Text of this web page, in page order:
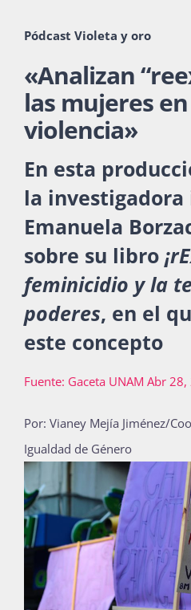
La
Pódcast Violeta y oro
«Analizan
las mujeres
violencia»
En esta
la
Emanuela
sobre su libro
feminicidio y la
poderes, en el
este concepto
Fuente: Gaceta UNAM Abr
Por: Vianey Mejía Jiménez/
Igualdad de Género